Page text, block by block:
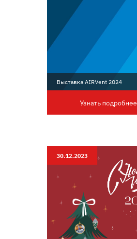
Выставка AIRVent 2024
Узнать подробнее
30.12.2023